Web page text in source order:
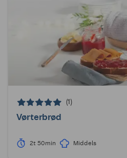
(1)
Vørterbrød
2t 50min Middels